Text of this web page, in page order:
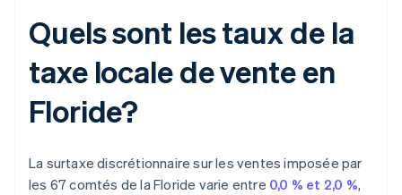
Quels sont les taux de la
taxe locale de vente en
Floride?
La surtaxe discrétionnaire sur les ventes imposée par
les 67 comtés de la Floride varie entre 0,0 % et 2,0 %,